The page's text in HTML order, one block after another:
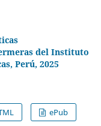
del Instituto
Perú, 2025
ePub